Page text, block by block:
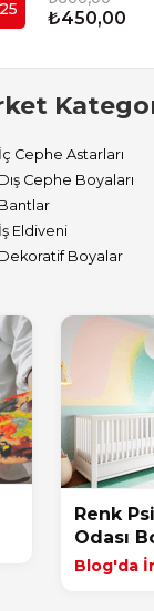
₺450,00
İç Cephe Astarları
Dış Cephe Boyaları
Bantlar
İş Eldiveni
Dekoratif Boyalar
Renk
Odası
Blog'da